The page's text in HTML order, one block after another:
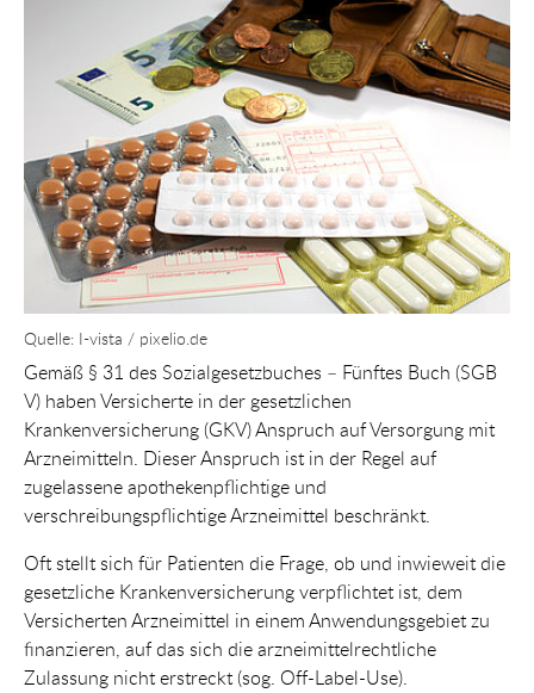
Quelle: I-vista / pixelio.de
Gemäß § 31 des Sozialgesetzbuches – Fünftes Buch (SGB
V) haben Versicherte in der gesetzlichen
Krankenversicherung (GKV) Anspruch auf Versorgung mit
Arzneimitteln. Dieser Anspruch ist in der Regel auf
zugelassene apothekenpflichtige und
verschreibungspflichtige Arzneimittel beschränkt.
Oft stellt sich für Patienten die Frage, ob und inwieweit die
gesetzliche Krankenversicherung verpflichtet ist, dem
Versicherten Arzneimittel in einem Anwendungsgebiet zu
finanzieren, auf das sich die arzneimittelrechtliche
Zulassung nicht erstreckt (sog. Off-Label-Use).